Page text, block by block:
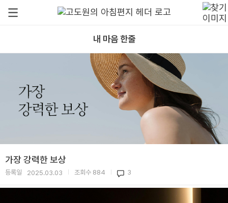
내 마음 한줄
가장 강력한 보상
등록일 2025.03.03 조회수 884 3